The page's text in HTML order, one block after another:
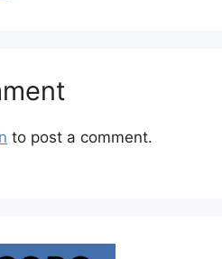
to post a comment.